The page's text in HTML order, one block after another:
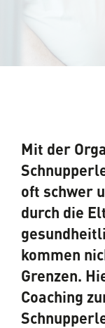
Mit der
oft schwer
durch die
kommen
Grenzen.
Coaching